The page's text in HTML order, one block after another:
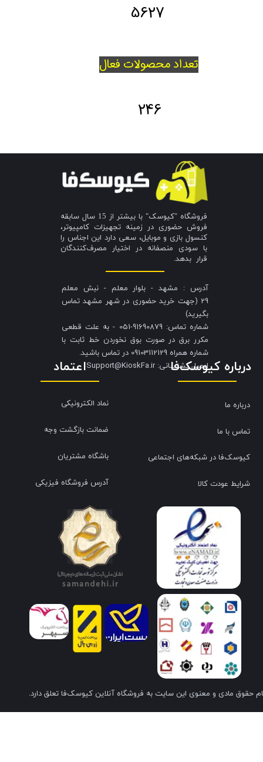
5627
تعداد محصولات فعال
246
فروشگاه "کیوسک" با بیشتر از 15 سال سابقه
فروش حضوری در زمینه تجهیزات کامپیوتر،
کنسول بازی و موبایل، سعی دارد این اجناس را
با سودی منصفانه در اختیار مصرف‌کنندگان
قرار بدهد.
آدرس : مشهد - بلوار معلم - نبش معلم
29 (جهت خرید حضوری در شهر مشهد تماس
بگیرید)
شماره تماس: 91690879-051 - به علت قطعی
مکرر برق در صورت بوق نخوردن خط ثابت با
شماره همراه 09103112129 در تماس باشید.
​​​​​​​ایمیل پشتیبانی: Support@KioskFa.ir
حقوق مادی و معنوی این سایت به فروشگاه آنلاین کیوسک‌فا تعلق دارد.
اعتماد
نماد الکترونیکی
ضمانت بازگشت وجه
باشگاه مشتریان
آدرس فروشگاه فیزیکی
درباره کیوسک‌فا
درباره ما
تماس با ما
کیوسک‌فا در شبکه‌های اجتماعی
شرایط عودت کالا